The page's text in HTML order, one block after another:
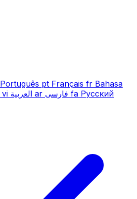
Português pt Français fr Bahasa
vi العربية ar فارسی fa Русский